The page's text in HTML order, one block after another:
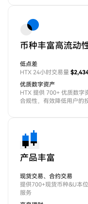
币种丰富高流动
低点差
HTX 24小时交易量
优质数字资产
HTX 提供 700+ 优质数字
合规性，有效降低用户的
产品丰富
现货交易、合约交易
提供700+现货币种&U本
服务